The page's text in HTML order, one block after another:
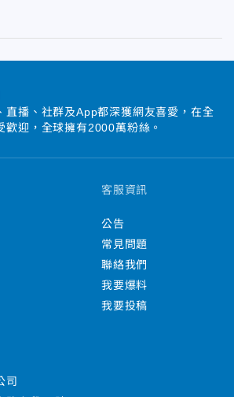
直播、社群及App都深獲網友喜愛，在全
歡迎，全球擁有2000萬粉絲。
客服資訊
公告
常見問題
聯絡我們
我要爆料
我要投稿
司